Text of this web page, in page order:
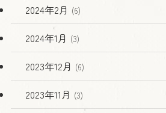
2024年2月 (6)
2024年1月 (3)
2023年12月 (6)
2023年11月 (3)